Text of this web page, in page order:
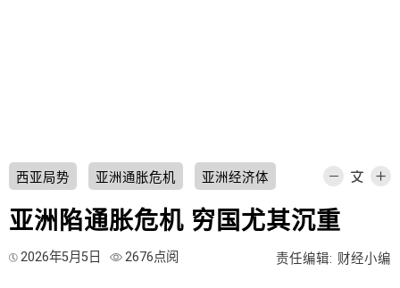
西亚局势 亚洲通胀危机 亚洲经济体
亚洲陷通胀危机 穷国尤其沉重
2026年5月5日 2676点阅 责任编辑: 财经小编